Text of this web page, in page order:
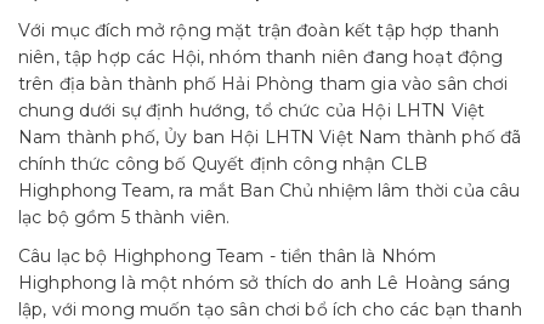
Với mục đích mở rộng mặt trận đoàn kết tập hợp thanh
niên, tập hợp các Hội, nhóm thanh niên đang hoạt động
trên địa bàn thành phố Hải Phòng tham gia vào sân chơi
chung dưới sự định hướng, tổ chức của Hội LHTN Việt
Nam thành phố, Ủy ban Hội LHTN Việt Nam thành phố đã
chính thức công bố Quyết định công nhận CLB
Highphong Team, ra mắt Ban Chủ nhiệm lâm thời của câu
lạc bộ gồm 5 thành viên.
Câu lạc bộ Highphong Team - tiền thân là Nhóm
Highphong là một nhóm sở thích do anh Lê Hoàng sáng
lập, với mong muốn tạo sân chơi bổ ích cho các bạn thanh